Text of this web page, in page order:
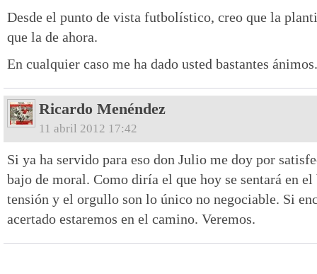
Desde el punto de vista futbolístico, creo que la
que la de ahora.
En cualquier caso me ha dado usted bastantes
Ricardo Menéndez
11 abril 2012 17:42
Si ya ha servido para eso don Julio me doy por
bajo de moral. Como diría el que hoy se sentará en
tensión y el orgullo son lo único no negociable. Si
acertado estaremos en el camino. Veremos.